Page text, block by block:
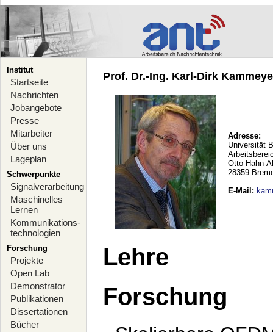
Institut
Startseite
Nachrichten
Jobangebote
Presse
Mitarbeiter
Über uns
Lageplan
Schwerpunkte
Signalverarbeitung
Maschinelles
Lernen
Kommunikations-
technologien
Forschung
Projekte
Open Lab
Demonstrator
Publikationen
Dissertationen
Bücher
Prof. Dr.-Ing. Karl-Dirk
Adresse:
Universität
Otto-Hahn-
28359
E-Mail :
Lehre
Forschung